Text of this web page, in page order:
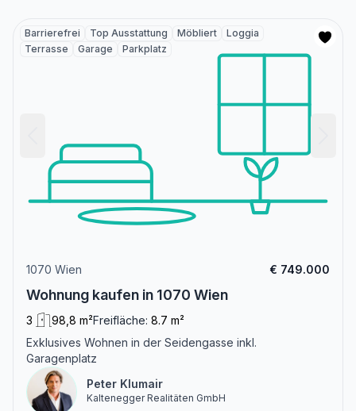
Barrierefrei Top Ausstattung Möbliert
Loggia
Terrasse
Garage Parkplatz
1070 Wien € 749.000
Wohnung kaufen in 1070 Wien
3 98,8 m²Freifläche: 8.7 m²
Exklusives Wohnen in der Seidengasse inkl.
Garagenplatz
Peter Klumair
Kaltenegger Realitäten GmbH